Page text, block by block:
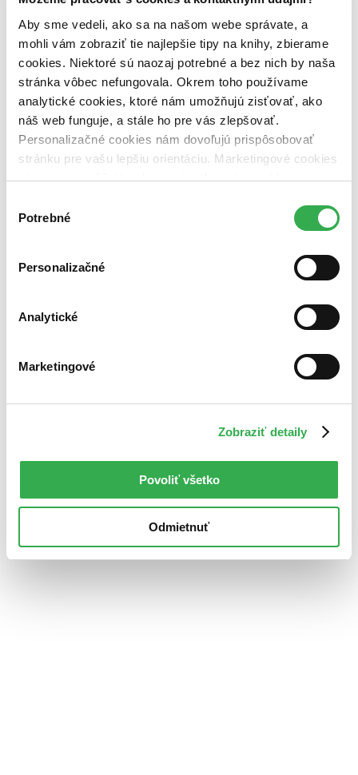
Aby sme vedeli, ako sa na našom webe správate, a
mohli vám zobraziť tie najlepšie tipy na knihy, zbierame
cookies. Niektoré sú naozaj potrebné a bez nich by naša
stránka vôbec nefungovala. Okrem toho používame
analytické cookies, ktoré nám umožňujú zisťovať, ako
náš web funguje, a stále ho pre vás zlepšovať.
Personalizačné cookies nám dovoľujú prispôsobovať
stránku pre vašu lepšiu orientáciu. Marketingové cookies
nám zas umožňujú zobrazenie relevantnej reklamy.
nám pomohlo, keby sme mohli používať všetky tieto
súhlasu
Potrebné
Personalizačné
Analytické
Marketingové
Zobraziť detaily
Povoliť všetko
Odmietnuť